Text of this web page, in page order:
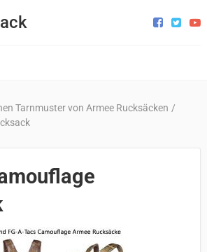
Tarnmuster von Armee Rucksäcken /